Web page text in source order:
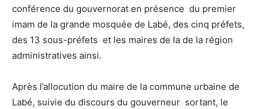
conférence du gouvernorat en présence du premier
imam de la grande mosquée de Labé, des cinq préfets,
des 13 sous-préfets et les maires de la de la région
administratives ainsi.
Après l’allocution du maire de la commune urbaine de
Labé, suivie du discours du gouverneur sortant, le